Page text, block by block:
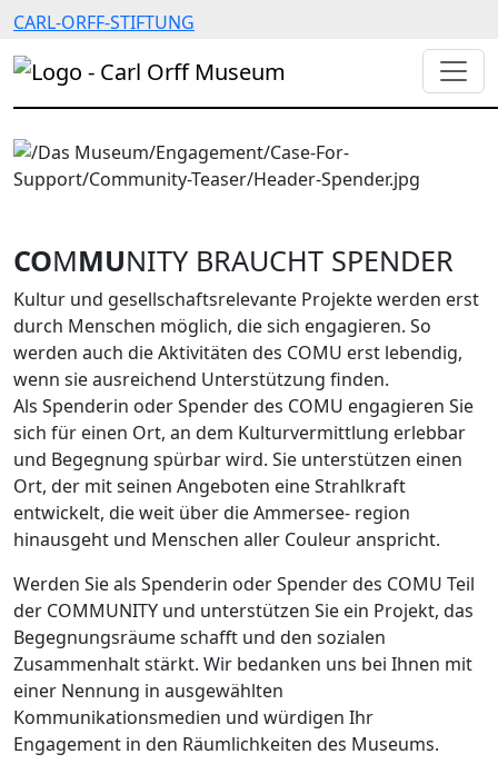
CARL-ORFF-STIFTUNG
COMMUNITY BRAUCHT SPENDER
Kultur und gesellschaftsrelevante Projekte werden erst
durch Menschen möglich, die sich engagieren. So
werden auch die Aktivitäten des COMU erst lebendig,
wenn sie ausreichend Unterstützung finden.
Als Spenderin oder Spender des COMU engagieren Sie
sich für einen Ort, an dem Kulturvermittlung erlebbar
und Begegnung spürbar wird. Sie unterstützen einen
Ort, der mit seinen Angeboten eine Strahlkraft
entwickelt, die weit über die Ammersee- region
hinausgeht und Menschen aller Couleur anspricht.
Werden Sie als Spenderin oder Spender des COMU Teil
der COMMUNITY und unterstützen Sie ein Projekt, das
Begegnungsräume schafft und den sozialen
Zusammenhalt stärkt. Wir bedanken uns bei Ihnen mit
einer Nennung in ausgewählten
Kommunikationsmedien und würdigen Ihr
Engagement in den Räumlichkeiten des Museums.